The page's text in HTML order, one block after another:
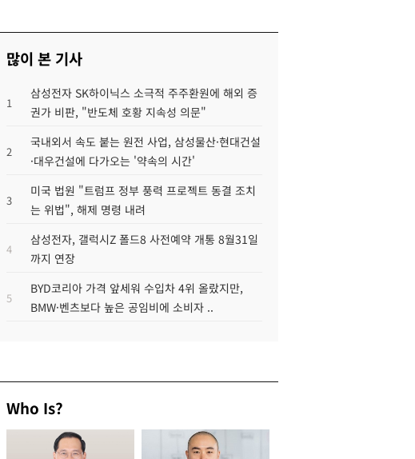
많이 본 기사
1
삼성전자 SK하이닉스 소극적 주주환원에 해외 증
권가 비판, "반도체 호황 지속성 의문"
2
국내외서 속도 붙는 원전 사업, 삼성물산·현대건설
·대우건설에 다가오는 '약속의 시간'
3
미국 법원 "트럼프 정부 풍력 프로젝트 동결 조치
는 위법", 해제 명령 내려
4
삼성전자, 갤럭시Z 폴드8 사전예약 개통 8월31일
까지 연장
5
BYD코리아 가격 앞세워 수입차 4위 올랐지만,
BMW·벤츠보다 높은 공임비에 소비자 ..
Who Is?